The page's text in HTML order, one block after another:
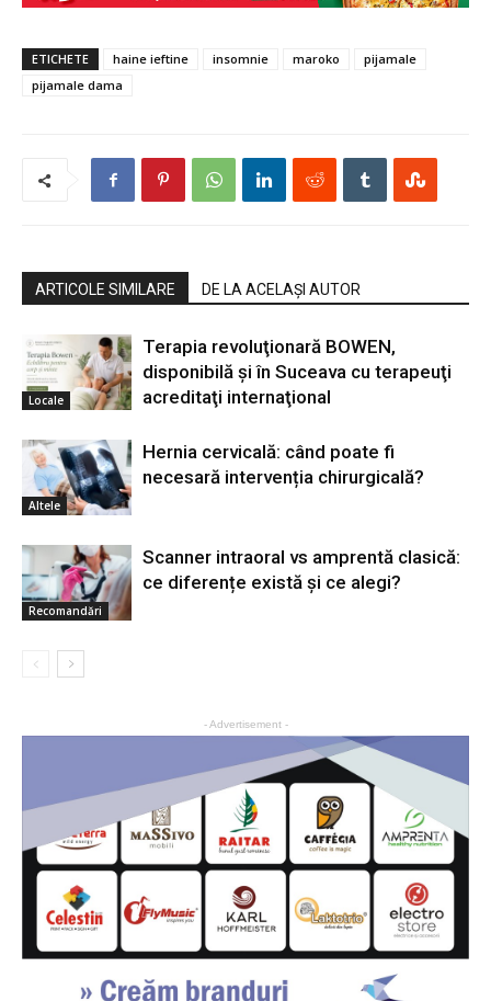
ETICHETE haine ieftine insomnie maroko
pijamale
pijamale dama
ARTICOLE SIMILARE DE LA ACELAȘI AUTOR
Locale
Terapia revoluţionară BOWEN,
disponibilă şi în Suceava cu terapeuţi
acreditaţi internaţional
Altele
Hernia cervicală: când poate fi
necesară intervenția chirurgicală?
Recomandări
Scanner intraoral vs amprentă clasică:
ce diferențe există și ce alegi?
- Advertisement -